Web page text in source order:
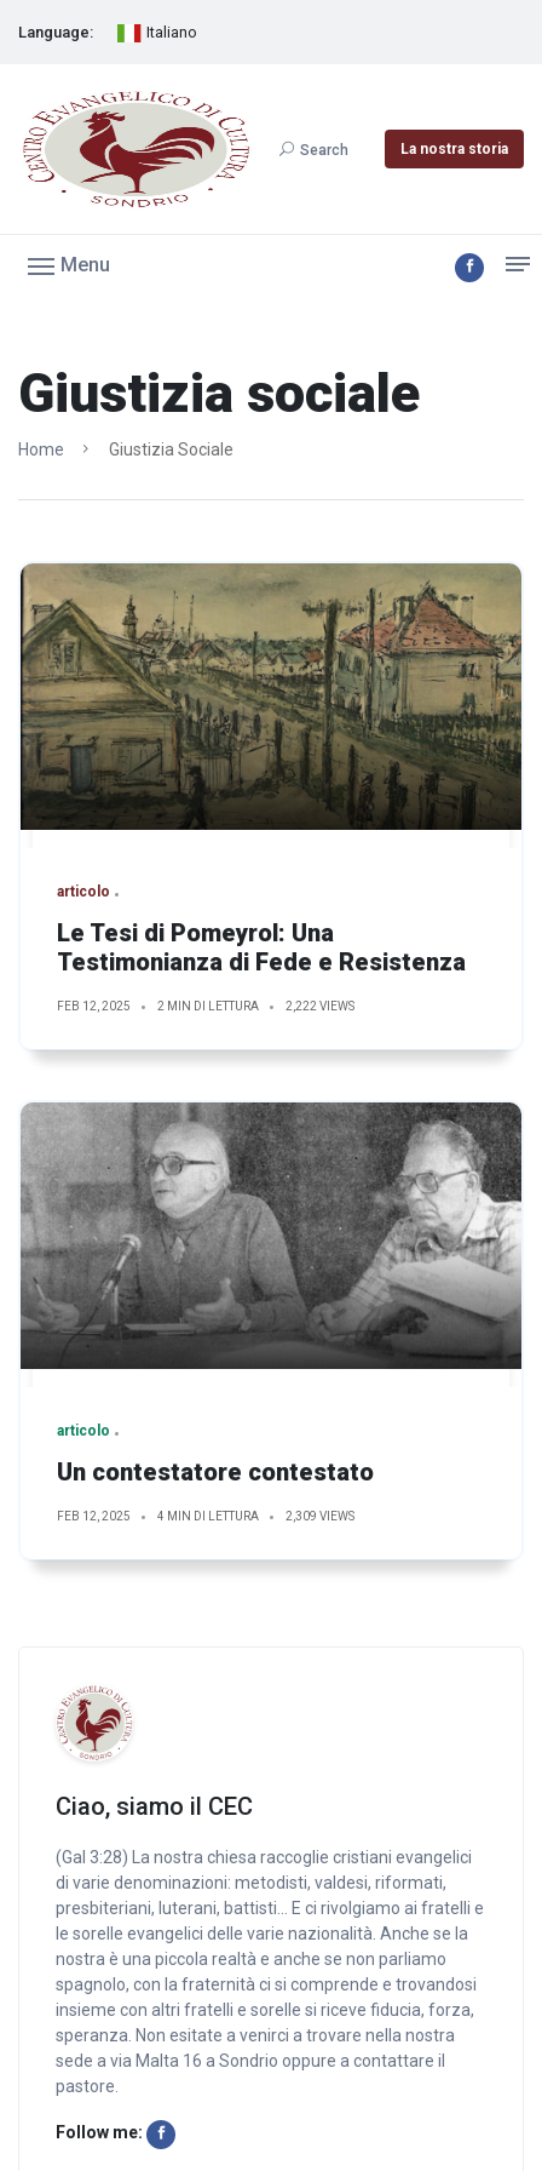
Language: Italiano
Search La nostra storia
Menu
Giustizia sociale
Home Giustizia Sociale
articolo
Le Tesi di Pomeyrol: Una
Testimonianza di Fede e Resistenza
FEB 12, 2025 2 MIN DI LETTURA 2,222 VIEWS
articolo
Un contestatore contestato
FEB 12, 2025 4 MIN DI LETTURA 2,309 VIEWS
Ciao, siamo il CEC
(Gal 3:28) La nostra chiesa raccoglie cristiani evangelici
di varie denominazioni: metodisti, valdesi, riformati,
presbiteriani, luterani, battisti… E ci rivolgiamo ai fratelli e
le sorelle evangelici delle varie nazionalità. Anche se la
nostra è una piccola realtà e anche se non parliamo
spagnolo, con la fraternità ci si comprende e trovandosi
insieme con altri fratelli e sorelle si riceve fiducia, forza,
speranza. Non esitate a venirci a trovare nella nostra
sede a via Malta 16 a Sondrio oppure a contattare il
pastore.
Follow me: